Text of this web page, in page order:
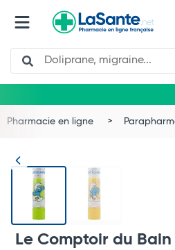
Search
Pharmacie en ligne
Le Comptoir du